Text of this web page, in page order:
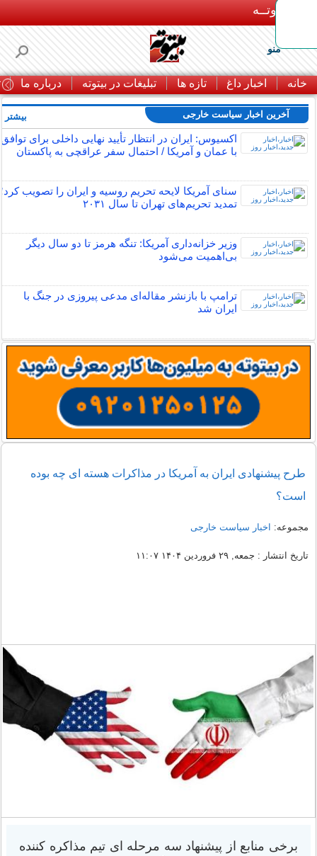
بـیتوتــه
منو
خانه اخبار داغ تازه ها تبلیغات در بیتوته درباره ما
آخرین اخبار سیاست خارجی
اکسیوس: ایران در انتظار تأیید نهایی داخلی برای توافق
با عمان و آمریکا / احتمال سفر عراقچی به پاکستان
سنای آمریکا لایحه تحریم روسیه و ایران را تصویب کرد؛
تمدید تحریم‌های تهران تا سال ۲۰۳۱
وزیر خزانه‌داری آمریکا: تنگه هرمز تا دو سال دیگر
بی‌اهمیت می‌شود
ترامپ با بازنشر مقاله‌ای مدعی پیروزی در جنگ با
ایران شد
بیشتر
طرح پیشنهادی ایران به آمریکا در مذاکرات هسته ای چه بوده
است؟
مجموعه: اخبار سیاست خارجی
تاریخ انتشار : جمعه, ۲۹ فروردین ۱۴۰۴ ۱۱:۰۷
برخی منابع از پیشنهاد سه مرحله ای تیم مذاکره کننده